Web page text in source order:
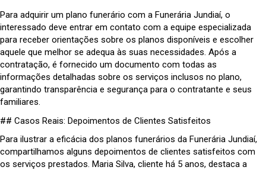
Para adquirir um plano funerário com a Funerária Jundiaí, o
interessado deve entrar em contato com a equipe especializada
para receber orientações sobre os planos disponíveis e escolher
aquele que melhor se adequa às suas necessidades. Após a
contratação, é fornecido um documento com todas as
informações detalhadas sobre os serviços inclusos no plano,
garantindo transparência e segurança para o contratante e seus
familiares.
## Casos Reais: Depoimentos de Clientes Satisfeitos
Para ilustrar a eficácia dos planos funerários da Funerária Jundiaí,
compartilhamos alguns depoimentos de clientes satisfeitos com
os serviços prestados. Maria Silva, cliente há 5 anos, destaca a